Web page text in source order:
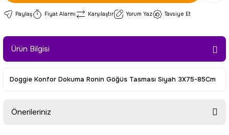
Paylaş Fiyat Alarmı Karşılaştır Yorum Yaz Tavsiye Et
Ürün Bilgisi
Doggie Konfor Dokuma Ronin Göğüs Tasması Siyah 3X75-85Cm
Önerileriniz